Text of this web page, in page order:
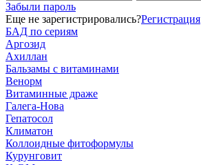
Забыли пароль
Еще не зарегистрировались?Регистрация
БАД по сериям
Аргозид
Ахиллан
Бальзамы с витаминами
Венорм
Витаминные драже
Галега-Нова
Гепатосол
Климатон
Коллоидные фитоформулы
Курунговит